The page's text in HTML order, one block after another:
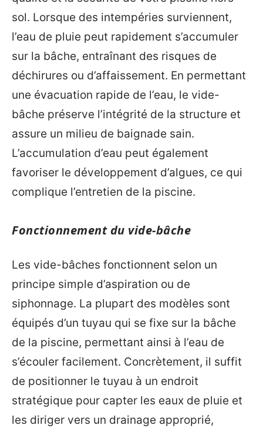
sol. Lorsque des intempéries surviennent,
l’eau de pluie peut rapidement s’accumuler
sur la bâche, entraînant des risques de
déchirures ou d’affaissement. En permettant
une évacuation rapide de l’eau, le vide-
bâche préserve l’intégrité de la structure et
assure un milieu de baignade sain.
L’accumulation d’eau peut également
favoriser le développement d’algues, ce qui
complique l’entretien de la piscine.
Fonctionnement du vide-bâche
Les vide-bâches fonctionnent selon un
principe simple d’aspiration ou de
siphonnage. La plupart des modèles sont
équipés d’un tuyau qui se fixe sur la bâche
de la piscine, permettant ainsi à l’eau de
s’écouler facilement. Concrètement, il suffit
de positionner le tuyau à un endroit
stratégique pour capter les eaux de pluie et
les diriger vers un drainage approprié,